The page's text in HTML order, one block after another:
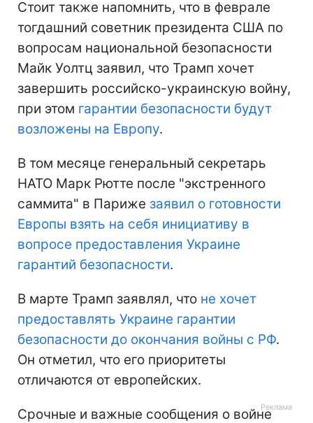
Стоит также напомнить, что в феврале
тогдашний советник президента США по
вопросам национальной безопасности
Майк Уолтц заявил, что Трамп хочет
завершить российско-украинскую войну,
при этом гарантии безопасности будут
возложены на Европу.
В том месяце генеральный секретарь
НАТО Марк Рютте после "экстренного
саммита" в Париже заявил о готовности
Европы взять на себя инициативу в
вопросе предоставления Украине
гарантий безопасности.
В марте Трамп заявлял, что не хочет
предоставлять Украине гарантии
безопасности до окончания войны с РФ.
Он отметил, что его приоритеты
отличаются от европейских.
Срочные и важные сообщения о войне